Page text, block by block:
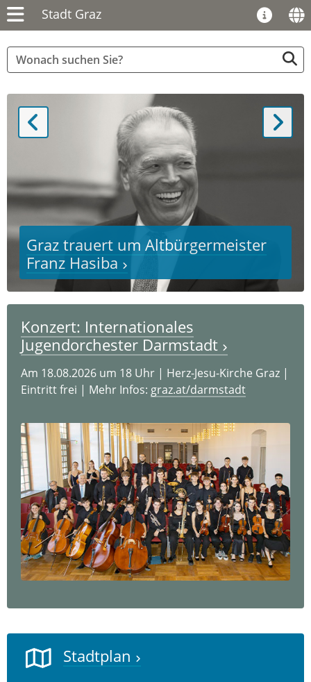
Stadt Graz
Graz trauert um Altbürgermeister
Franz Hasiba
Zurück Vor
Konzert: Internationales
Jugendorchester Darmstadt
Am 18.08.2026 um 18 Uhr | Herz-Jesu-Kirche Graz |
Eintritt frei | Mehr Infos: graz.at/darmstadt
Stadtplan